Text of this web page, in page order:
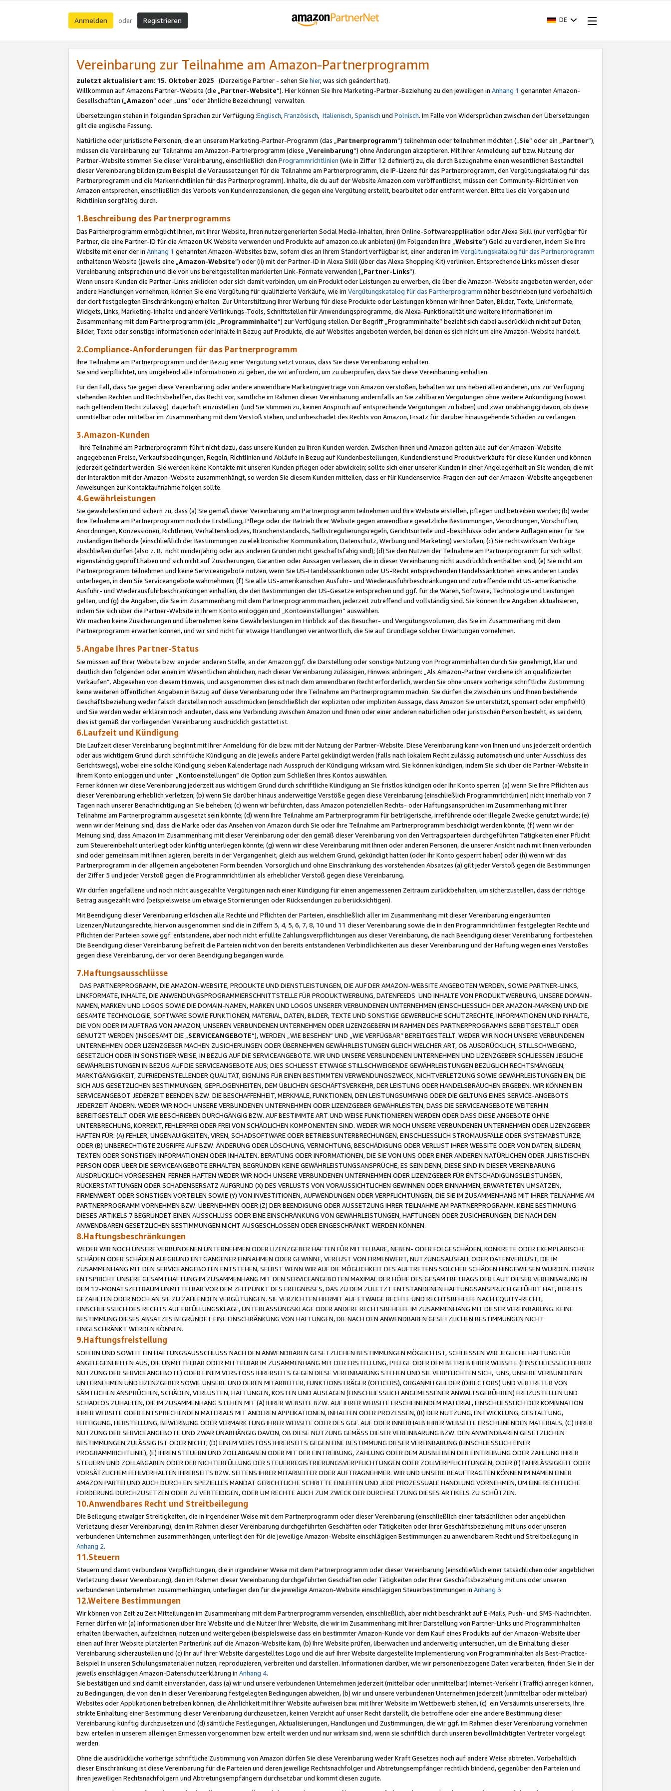
Anmelden oder Registrieren DE
Vereinbarung zur Teilnahme am Amazon-Partnerprogramm
zuletzt aktualisiert am: 15. Oktober 2025 (Derzeitige Partner - sehen Sie hier, was sich geändert hat).
Willkommen auf Amazons Partner-Website (die „Partner-Website“). Hier können Sie Ihre Marketing-Partner-Beziehung zu den jeweiligen in Anhang 1 genannten Amazon-
Gesellschaften („Amazon“ oder „uns“ oder ähnliche Bezeichnung) verwalten.
Übersetzungen stehen in folgenden Sprachen zur Verfügung :Englisch,Französisch, Italienisch,Spanisch und Polnisch. Im Falle von Widersprüchen zwischen den Übersetzungen
gilt die englische Fassung.
Natürliche oder juristische Personen, die an unserem Marketing-Partner-Programm (das „Partnerprogramm“) teilnehmen oder teilnehmen möchten („Sie“ oder ein „Partner“),
müssen die Vereinbarung zur Teilnahme am Amazon-Partnerprogramm (diese „Vereinbarung“) ohne Änderungen akzeptieren. Mit Ihrer Anmeldung auf bzw. Nutzung der
Partner-Website stimmen Sie dieser Vereinbarung, einschließlich den Programmrichtlinien (wie in Ziffer 12 definiert) zu, die durch Bezugnahme einen wesentlichen Bestandteil
dieser Vereinbarung bilden (zum Beispiel die Voraussetzungen für die Teilnahme am Partnerprogramm, die IP-Lizenz für das Partnerprogramm, den Vergütungskatalog für das
Partnerprogramm und die Markenrichtlinien für das Partnerprogramm). Inhalte, die du auf der Website Amazon.com veröffentlichst, müssen den Community-Richtlinien von
Amazon entsprechen, einschließlich des Verbots von Kundenrezensionen, die gegen eine Vergütung erstellt, bearbeitet oder entfernt werden. Bitte lies die Vorgaben und
Richtlinien sorgfältig durch.
1.Beschreibung des Partnerprogramms
Das Partnerprogramm ermöglicht Ihnen, mit Ihrer Website, Ihren nutzergenerierten Social Media-Inhalten, Ihren Online-Softwareapplikation oder Alexa Skill (nur verfügbar für
Partner, die eine Partner-ID für die Amazon UK Website verwenden und Produkte auf amazon.co.uk anbieten) (im Folgenden Ihre „ Website“) Geld zu verdienen, indem Sie Ihre
Website mit einer der in Anhang 1 genannten Amazon-Websites bzw., sofern dies an Ihrem Standort verfügbar ist, einer anderen im Vergütungskatalog für das Partnerprogramm
enthaltenen Website (jeweils eine „ Amazon-Website“) oder (ii) mit der Partner-ID in Alexa Skill (über das Alexa Shopping Kit) verlinken. Entsprechende Links müssen dieser
Vereinbarung entsprechen und die von uns bereitgestellten markierten Link-Formate verwenden („ Partner-Links“).
Wenn unsere Kunden die Partner-Links anklicken oder sich damit verbinden, um ein Produkt oder Leistungen zu erwerben, die über die Amazon-Website angeboten werden, oder
andere Handlungen vornehmen, können Sie eine Vergütung für qualifizierte Verkäufe, wie im Vergütungskatalog für das Partnerprogramm näher beschrieben (und vorbehaltlich
der dort festgelegten Einschränkungen) erhalten. Zur Unterstützung Ihrer Werbung für diese Produkte oder Leistungen können wir Ihnen Daten, Bilder, Texte, Linkformate,
Widgets, Links, Marketing-Inhalte und andere Verlinkungs-Tools, Schnittstellen für Anwendungsprogramme, die Alexa-Funktionalität und weitere Informationen im
Zusammenhang mit dem Partnerprogramm (die „ Programminhalte“) zur Verfügung stellen. Der Begriff „Programminhalte“ bezieht sich dabei ausdrücklich nicht auf Daten,
Bilder, Texte oder sonstige Informationen oder Inhalte in Bezug auf Produkte, die auf Websites angeboten werden, bei denen es sich nicht um eine Amazon-Website handelt.
2.Compliance-Anforderungen für das Partnerprogramm
Ihre Teilnahme am Partnerprogramm und der Bezug einer Vergütung setzt voraus, dass Sie diese Vereinbarung einhalten.
Sie sind verpflichtet, uns umgehend alle Informationen zu geben, die wir anfordern, um zu überprüfen, dass Sie diese Vereinbarung einhalten.
Für den Fall, dass Sie gegen diese Vereinbarung oder andere anwendbare Marketingverträge von Amazon verstoßen, behalten wir uns neben allen anderen, uns zur Verfügung
stehenden Rechten und Rechtsbehelfen, das Recht vor, sämtliche im Rahmen dieser Vereinbarung andernfalls an Sie zahlbaren Vergütungen ohne weitere Ankündigung (soweit
nach geltendem Recht zulässig) dauerhaft einzustellen (und Sie stimmen zu, keinen Anspruch auf entsprechende Vergütungen zu haben) und zwar unabhängig davon, ob diese
unmittelbar oder mittelbar im Zusammenhang mit dem Verstoß stehen, und unbeschadet des Rechts von Amazon, Ersatz für darüber hinausgehende Schäden zu verlangen.
3.Amazon-Kunden
Ihre Teilnahme am Partnerprogramm führt nicht dazu, dass unsere Kunden zu Ihren Kunden werden. Zwischen Ihnen und Amazon gelten alle auf der Amazon-Website
angegebenen Preise, Verkaufsbedingungen, Regeln, Richtlinien und Abläufe in Bezug auf Kundenbestellungen, Kundendienst und Produktverkäufe für diese Kunden und können
jederzeit geändert werden. Sie werden keine Kontakte mit unseren Kunden pflegen oder abwickeln; sollte sich einer unserer Kunden in einer Angelegenheit an Sie wenden, die mit
der Interaktion mit der Amazon-Website zusammenhängt, so werden Sie diesem Kunden mitteilen, dass er für Kundenservice-Fragen den auf der Amazon-Website angegebenen
Anweisungen zur Kontaktaufnahme folgen sollte.
4.Gewährleistungen
Sie gewährleisten und sichern zu, dass (a) Sie gemäß dieser Vereinbarung am Partnerprogramm teilnehmen und Ihre Website erstellen, pflegen und betreiben werden; (b) weder
Ihre Teilnahme am Partnerprogramm noch die Erstellung, Pflege oder der Betrieb Ihrer Website gegen anwendbare gesetzliche Bestimmungen, Verordnungen, Vorschriften,
Anordnungen, Konzessionen, Richtlinien, Verhaltenskodizes, Branchenstandards, Selbstregulierungsregeln, Gerichtsurteile und -beschlüsse oder andere Auflagen einer für Sie
zuständigen Behörde (einschließlich der Bestimmungen zu elektronischer Kommunikation, Datenschutz, Werbung und Marketing) verstoßen; (c) Sie rechtswirksam Verträge
abschließen dürfen (also z. B. nicht minderjährig oder aus anderen Gründen nicht geschäftsfähig sind); (d) Sie den Nutzen der Teilnahme am Partnerprogramm für sich selbst
eigenständig geprüft haben und sich nicht auf Zusicherungen, Garantien oder Aussagen verlassen, die in dieser Vereinbarung nicht ausdrücklich enthalten sind; (e) Sie nicht am
Partnerprogramm teilnehmen und keine Serviceangebote nutzen, wenn Sie US-Handelssanktionen oder US-Recht entsprechenden Handelssanktionen eines anderen Landes
unterliegen, in dem Sie Serviceangebote wahrnehmen; (f) Sie alle US-amerikanischen Ausfuhr- und Wiederausfuhrbeschränkungen und zutreffende nicht US-amerikanische
Ausfuhr- und Wiederausfuhrbeschränkungen einhalten, die den Bestimmungen der US-Gesetze entsprechen und ggf. für die Waren, Software, Technologie und Leistungen
gelten, und (g) die Angaben, die Sie im Zusammenhang mit dem Partnerprogramm machen, jederzeit zutreffend und vollständig sind. Sie können Ihre Angaben aktualisieren,
indem Sie sich über die Partner-Website in Ihrem Konto einloggen und „Kontoeinstellungen“ auswählen.
Wir machen keine Zusicherungen und übernehmen keine Gewährleistungen im Hinblick auf das Besucher- und Vergütungsvolumen, das Sie im Zusammenhang mit dem
Partnerprogramm erwarten können, und wir sind nicht für etwaige Handlungen verantwortlich, die Sie auf Grundlage solcher Erwartungen vornehmen.
5.Angabe Ihres Partner-Status
Sie müssen auf Ihrer Website bzw. an jeder anderen Stelle, an der Amazon ggf. die Darstellung oder sonstige Nutzung von Programminhalten durch Sie genehmigt, klar und
deutlich den folgenden oder einen im Wesentlichen ähnlichen, nach dieser Vereinbarung zulässigen, Hinweis anbringen: „Als Amazon-Partner verdiene ich an qualifizierten
Verkäufen“. Abgesehen von diesem Hinweis, und ausgenommen dies ist nach dem anwendbaren Recht erforderlich, werden Sie ohne unsere vorherige schriftliche Zustimmung
keine weiteren öffentlichen Angaben in Bezug auf diese Vereinbarung oder Ihre Teilnahme am Partnerprogramm machen. Sie dürfen die zwischen uns und Ihnen bestehende
Geschäftsbeziehung weder falsch darstellen noch ausschmücken (einschließlich der expliziten oder impliziten Aussage, dass Amazon Sie unterstützt, sponsert oder empfiehlt)
und Sie werden weder erklären noch andeuten, dass eine Verbindung zwischen Amazon und Ihnen oder einer anderen natürlichen oder juristischen Person besteht, es sei denn,
dies ist gemäß der vorliegenden Vereinbarung ausdrücklich gestattet ist.
6.Laufzeit und Kündigung
Die Laufzeit dieser Vereinbarung beginnt mit Ihrer Anmeldung für die bzw. mit der Nutzung der Partner-Website. Diese Vereinbarung kann von Ihnen und uns jederzeit ordentlich
oder aus wichtigem Grund durch schriftliche Kündigung an die jeweils andere Partei gekündigt werden (falls nach lokalem Recht zulässig automatisch und unter Ausschluss des
Gerichtswegs), wobei eine solche Kündigung sieben Kalendertage nach Ausspruch der Kündigung wirksam wird. Sie können kündigen, indem Sie sich über die Partner-Website in
Ihrem Konto einloggen und unter „Kontoeinstellungen“ die Option zum Schließen Ihres Kontos auswählen.
Ferner können wir diese Vereinbarung jederzeit aus wichtigem Grund durch schriftliche Kündigung an Sie fristlos kündigen oder Ihr Konto sperren: (a) wenn Sie Ihre Pflichten aus
dieser Vereinbarung erheblich verletzen; (b) wenn Sie darüber hinaus anderweitige Verstöße gegen diese Vereinbarung (einschließlich Programmrichtlinien) nicht innerhalb von 7
Tagen nach unserer Benachrichtigung an Sie beheben; (c) wenn wir befürchten, dass Amazon potenziellen Rechts- oder Haftungsansprüchen im Zusammenhang mit Ihrer
Teilnahme am Partnerprogramm ausgesetzt sein könnte; (d) wenn Ihre Teilnahme am Partnerprogramm für betrügerische, irreführende oder illegale Zwecke genutzt wurde; (e)
wenn wir der Meinung sind, dass die Marke oder das Ansehen von Amazon durch Sie oder Ihre Teilnahme am Partnerprogramm beschädigt werden könnte; (f) wenn wir der
Meinung sind, dass Amazon im Zusammenhang mit dieser Vereinbarung oder den gemäß dieser Vereinbarung von den Vertragsparteien durchgeführten Tätigkeiten einer Pflicht
zum Steuereinbehalt unterliegt oder künftig unterliegen könnte; (g) wenn wir diese Vereinbarung mit Ihnen oder anderen Personen, die unserer Ansicht nach mit Ihnen verbunden
sind oder gemeinsam mit Ihnen agieren, bereits in der Vergangenheit, gleich aus welchem Grund, gekündigt hatten (oder Ihr Konto gesperrt haben) oder (h) wenn wir das
Partnerprogramm in der allgemein angebotenen Form beenden. Vorsorglich und ohne Einschränkung des vorstehenden Absatzes (a) gilt jeder Verstoß gegen die Bestimmungen
der Ziffer 5 und jeder Verstoß gegen die Programmrichtlinien als erheblicher Verstoß gegen diese Vereinbarung.
Wir dürfen angefallene und noch nicht ausgezahlte Vergütungen nach einer Kündigung für einen angemessenen Zeitraum zurückbehalten, um sicherzustellen, dass der richtige
Betrag ausgezahlt wird (beispielsweise um etwaige Stornierungen oder Rücksendungen zu berücksichtigen).
Mit Beendigung dieser Vereinbarung erlöschen alle Rechte und Pflichten der Parteien, einschließlich aller im Zusammenhang mit dieser Vereinbarung eingeräumten
Lizenzen/Nutzungsrechte; hiervon ausgenommen sind die in Ziffern 3, 4, 5, 6, 7, 8, 10 und 11 dieser Vereinbarung sowie die in den Programmrichtlinien festgelegten Rechte und
Pflichten der Parteien sowie ggf. entstandene, aber noch nicht erfüllte Zahlungsverpflichtungen aus dieser Vereinbarung, die nach Beendigung dieser Vereinbarung fortbestehen.
Die Beendigung dieser Vereinbarung befreit die Parteien nicht von den bereits entstandenen Verbindlichkeiten aus dieser Vereinbarung und der Haftung wegen eines Verstoßes
gegen diese Vereinbarung, der vor deren Beendigung begangen wurde.
7.Haftungsausschlüsse
DAS PARTNERPROGRAMM, DIE AMAZON-WEBSITE, PRODUKTE UND DIENSTLEISTUNGEN, DIE AUF DER AMAZON-WEBSITE ANGEBOTEN WERDEN, SOWIE PARTNER-LINKS,
LINKFORMATE, INHALTE, DIE ANWENDUNGSPROGRAMMIERSCHNITTSTELLE FÜR PRODUKTWERBUNG, DATENFEEDS UND INHALTE VON PRODUKTWERBUNG, UNSERE DOMAIN-
NAMEN, MARKEN UND LOGOS SOWIE DIE DOMAIN-NAMEN, MARKEN UND LOGOS UNSERER VERBUNDENEN UNTERNEHMEN (EINSCHLIESSLICH DER AMAZON-MARKEN) UND DIE
GESAMTE TECHNOLOGIE, SOFTWARE SOWIE FUNKTIONEN, MATERIAL, DATEN, BILDER, TEXTE UND SONSTIGE GEWERBLICHE SCHUTZRECHTE, INFORMATIONEN UND INHALTE,
DIE VON ODER IM AUFTRAG VON AMAZON, UNSEREN VERBUNDENEN UNTERNEHMEN ODER LIZENZGEBERN IM RAHMEN DES PARTNERPROGRAMMS BEREITGESTELLT ODER
GENUTZT WERDEN (INSGESAMT DIE „ SERVICEANGEBOTE“), WERDEN „WIE BESEHEN“ UND „WIE VERFÜGBAR“ BEREITGESTELLT. WEDER WIR NOCH UNSERE VERBUNDENEN
UNTERNEHMEN ODER LIZENZGEBER MACHEN ZUSICHERUNGEN ODER ÜBERNEHMEN GEWÄHRLEISTUNGEN GLEICH WELCHER ART, OB AUSDRÜCKLICH, STILLSCHWEIGEND,
GESETZLICH ODER IN SONSTIGER WEISE, IN BEZUG AUF DIE SERVICEANGEBOTE. WIR UND UNSERE VERBUNDENEN UNTERNEHMEN UND LIZENZGEBER SCHLIESSEN JEGLICHE
GEWÄHRLEISTUNGEN IN BEZUG AUF DIE SERVICEANGEBOTE AUS; DIES SCHLIESST ETWAIGE STILLSCHWEIGENDE GEWÄHRLEISTUNGEN BEZÜGLICH RECHTSMÄNGELN,
MARKTGÄNGIGKEIT, ZUFRIEDENSTELLENDER QUALITÄT, EIGNUNG FÜR EINEN BESTIMMTEN VERWENDUNGSZWECK, NICHTVERLETZUNG SOWIE GEWÄHRLEISTUNGEN EIN, DIE
SICH AUS GESETZLICHEN BESTIMMUNGEN, GEPFLOGENHEITEN, DEM ÜBLICHEN GESCHÄFTSVERKEHR, DER LEISTUNG ODER HANDELSBRÄUCHEN ERGEBEN. WIR KÖNNEN EIN
SERVICEANGEBOT JEDERZEIT BEENDEN BZW. DIE BESCHAFFENHEIT, MERKMALE, FUNKTIONEN, DEN LEISTUNGSUMFANG ODER DIE GELTUNG EINES SERVICE-ANGEBOTS
JEDERZEIT ÄNDERN. WEDER WIR NOCH UNSERE VERBUNDENEN UNTERNEHMEN ODER LIZENZGEBER GEWÄHRLEISTEN, DASS DIE SERVICEANGEBOTE WEITERHIN
BEREITGESTELLT ODER WIE BESCHRIEBEN DURCHGÄNGIG BZW. AUF BESTIMMTE ART UND WEISE FUNKTIONIEREN WERDEN ODER DASS DIESE ANGEBOTE OHNE
UNTERBRECHUNG, KORREKT, FEHLERFREI ODER FREI VON SCHÄDLICHEN KOMPONENTEN SIND. WEDER WIR NOCH UNSERE VERBUNDENEN UNTERNEHMEN ODER LIZENZGEBER
HAFTEN FÜR: (A) FEHLER, UNGENAUIGKEITEN, VIREN, SCHADSOFTWARE ODER BETRIEBSUNTERBRECHUNGEN, EINSCHLIESSLICH STROMAUSFÄLLE ODER SYSTEMABSTÜRZE;
ODER (B) UNBERECHTIGTE ZUGRIFFE AUF BZW. ÄNDERUNG ODER LÖSCHUNG, VERNICHTUNG, BESCHÄDIGUNG ODER VERLUST IHRER WEBSITE ODER VON DATEN, BILDERN,
TEXTEN ODER SONSTIGEN INFORMATIONEN ODER INHALTEN. BERATUNG ODER INFORMATIONEN, DIE SIE VON UNS ODER EINER ANDEREN NATÜRLICHEN ODER JURISTISCHEN
PERSON ODER ÜBER DIE SERVICEANGEBOTE ERHALTEN, BEGRÜNDEN KEINE GEWÄHRLEISTUNGSANSPRÜCHE, ES SEIN DENN, DIESE SIND IN DIESER VEREINBARUNG
AUSDRÜCKLICH VORGESEHEN. FERNER HAFTEN WEDER WIR NOCH UNSERE VERBUNDENEN UNTERNEHMEN ODER LIZENZGEBER FÜR ENTSCHÄDIGUNGSLEISTUNGEN,
RÜCKERSTATTUNGEN ODER SCHADENSERSATZ AUFGRUND (X) DES VERLUSTS VON VORAUSSICHTLICHEN GEWINNEN ODER EINNAHMEN, ERWARTETEN UMSÄTZEN,
FIRMENWERT ODER SONSTIGEN VORTEILEN SOWIE (Y) VON INVESTITIONEN, AUFWENDUNGEN ODER VERPFLICHTUNGEN, DIE SIE IM ZUSAMMENHANG MIT IHRER TEILNAHME AM
PARTNERPROGRAMM VORNEHMEN BZW. ÜBERNEHMEN ODER (Z) DER BEENDIGUNG ODER AUSSETZUNG IHRER TEILNAHME AM PARTNERPROGRAMM. KEINE BESTIMMUNG
DIESES ARTIKELS 7 BEGRÜNDET EINEN AUSSCHLUSS ODER EINE EINSCHRÄNKUNG VON GEWÄHRLEISTUNGEN, HAFTUNGEN ODER ZUSICHERUNGEN, DIE NACH DEN
ANWENDBAREN GESETZLICHEN BESTIMMUNGEN NICHT AUSGESCHLOSSEN ODER EINGESCHRÄNKT WERDEN KÖNNEN.
8.Haftungsbeschränkungen
WEDER WIR NOCH UNSERE VERBUNDENEN UNTERNEHMEN ODER LIZENZGEBER HAFTEN FÜR MITTELBARE, NEBEN- ODER FOLGESCHÄDEN, KONKRETE ODER EXEMPLARISCHE
SCHÄDEN ODER SCHÄDEN AUFGRUND ENTGANGENER EINNAHMEN ODER GEWINNE, VERLUST VON FIRMENWERT, NUTZUNGSAUSFALL ODER DATENVERLUST, DIE IM
ZUSAMMENHANG MIT DEN SERVICEANGEBOTEN ENTSTEHEN, SELBST WENN WIR AUF DIE MÖGLICHKEIT DES AUFTRETENS SOLCHER SCHÄDEN HINGEWIESEN WURDEN. FERNER
ENTSPRICHT UNSERE GESAMTHAFTUNG IM ZUSAMMENHANG MIT DEN SERVICEANGEBOTEN MAXIMAL DER HÖHE DES GESAMTBETRAGS DER LAUT DIESER VEREINBARUNG IN
DEM 12-MONATSZEITRAUM UNMITTELBAR VOR DEM ZEITPUNKT DES EREIGNISSES, DAS ZU DEM ZULETZT ENTSTANDENEN HAFTUNGSANSPRUCH GEFÜHRT HAT, BEREITS
GEZAHLTEN ODER NOCH AN SIE ZU ZAHLENDEN VERGÜTUNGEN. SIE VERZICHTEN HIERMIT AUF ETWAIGE RECHTE UND RECHTSBEHELFE NACH EQUITY-RECHT,
EINSCHLIESSLICH DES RECHTS AUF ERFÜLLUNGSKLAGE, UNTERLASSUNGSKLAGE ODER ANDERE RECHTSBEHELFE IM ZUSAMMENHANG MIT DIESER VEREINBARUNG. KEINE
BESTIMMUNG DIESES ABSATZES BEGRÜNDET EINE EINSCHRÄNKUNG VON HAFTUNGEN, DIE NACH DEN ANWENDBAREN GESETZLICHEN BESTIMMUNGEN NICHT
EINGESCHRÄNKT WERDEN KÖNNEN.
9.Haftungsfreistellung
SOFERN UND SOWEIT EIN HAFTUNGSAUSSCHLUSS NACH DEN ANWENDBAREN GESETZLICHEN BESTIMMUNGEN MÖGLICH IST, SCHLIESSEN WIR JEGLICHE HAFTUNG FÜR
ANGELEGENHEITEN AUS, DIE UNMITTELBAR ODER MITTELBAR IM ZUSAMMENHANG MIT DER ERSTELLUNG, PFLEGE ODER DEM BETRIEB IHRER WEBSITE (EINSCHLIESSLICH IHRER
NUTZUNG DER SERVICEANGEBOTE) ODER EINEM VERSTOSS IHRERSEITS GEGEN DIESE VEREINBARUNG STEHEN UND SIE VERPFLICHTEN SICH, UNS, UNSERE VERBUNDENEN
UNTERNEHMEN UND LIZENZGEBER SOWIE UNSERE UND DEREN MITARBEITER, FUNKTIONSTRÄGER (OFFICERS), ORGANMITGLIEDER (DIRECTORS) UND VERTRETER VON
SÄMTLICHEN ANSPRÜCHEN, SCHÄDEN, VERLUSTEN, HAFTUNGEN, KOSTEN UND AUSLAGEN (EINSCHLIESSLICH ANGEMESSENER ANWALTSGEBÜHREN) FREIZUSTELLEN UND
SCHADLOS ZUHALTEN, DIE IM ZUSAMMENHANG STEHEN MIT (A) IHRER WEBSITE BZW. AUF IHRER WEBSITE ERSCHEINENDEM MATERIAL, EINSCHLIESSLICH DER KOMBINATION
IHRER WEBSITE ODER ENTSPRECHENDEN MATERIALS MIT ANDEREN APPLIKATIONEN, INHALTEN ODER PROZESSEN, (B) DER NUTZUNG, ENTWICKLUNG, GESTALTUNG,
FERTIGUNG, HERSTELLUNG, BEWERBUNG ODER VERMARKTUNG IHRER WEBSITE ODER DES GGF. AUF ODER INNERHALB IHRER WEBSEITE ERSCHEINENDEN MATERIALS, (C) IHRER
NUTZUNG DER SERVICEANGEBOTE UND ZWAR UNABHÄNGIG DAVON, OB DIESE NUTZUNG GEMÄSS DIESER VEREINBARUNG BZW. DEN ANWENDBAREN GESETZLICHEN
BESTIMMUNGEN ZULÄSSIG IST ODER NICHT, (D) EINEM VERSTOSS IHRERSEITS GEGEN EINE BESTIMMUNG DIESER VEREINBARUNG (EINSCHLIESSLICH EINER
PROGRAMMRICHTLINIE), (E) IHREN STEUERN UND ZOLLABGABEN ODER MIT DER EINTREIBUNG, ZAHLUNG ODER DEM AUSBLEIBEN DER EINTREIBUNG ODER ZAHLUNG IHRER
STEUERN UND ZOLLABGABEN ODER DER NICHTERFÜLLUNG DER STEUERREGISTRIERUNGSVERPFLICHTUNGEN ODER ZOLLVERPFLICHTUNGEN, ODER (F) FAHRLÄSSIGKEIT ODER
VORSÄTZLICHEM FEHLVERHALTEN IHRERSEITS BZW. SEITENS IHRER MITARBEITER ODER AUFTRAGNEHMER. WIR UND UNSERE BEAUFTRAGTEN KÖNNEN IM NAMEN EINER
AMAZON PARTEI UND AUCH DURCH EIN SPEZIELLES MANDAT GERICHTLICHE SCHRITTE EINLEITEN UND JEDE PROZESSUALE HANDLUNG VORNEHMEN, UM EINE RECHTLICHE
FORDERUNG DURCHZUSETZEN ODER ZU VERTEIDIGEN, ODER UM RECHTE AUCH ZUM ZWECK DER DURCHSETZUNG DIESES ARTIKELS ZU SCHÜTZEN.
10.Anwendbares Recht und Streitbeilegung
Die Beilegung etwaiger Streitigkeiten, die in irgendeiner Weise mit dem Partnerprogramm oder dieser Vereinbarung (einschließlich einer tatsächlichen oder angeblichen
Verletzung dieser Vereinbarung), den im Rahmen dieser Vereinbarung durchgeführten Geschäften oder Tätigkeiten oder Ihrer Geschäftsbeziehung mit uns oder unseren
verbundenen Unternehmen zusammenhängen, unterliegt den für die jeweilige Amazon-Website einschlägigen Bestimmungen zu anwendbarem Recht und Streitbeilegung in
Anhang 2.
11.Steuern
Steuern und damit verbundene Verpflichtungen, die in irgendeiner Weise mit dem Partnerprogramm oder dieser Vereinbarung (einschließlich einer tatsächlichen oder angeblichen
Verletzung dieser Vereinbarung), den im Rahmen dieser Vereinbarung durchgeführten Geschäften oder Tätigkeiten oder Ihrer Geschäftsbeziehung mit uns oder unseren
verbundenen Unternehmen zusammenhängen, unterliegen den für die jeweilige Amazon-Website einschlägigen Steuerbestimmungen in Anhang 3.
12.Weitere Bestimmungen
Wir können von Zeit zu Zeit Mitteilungen im Zusammenhang mit dem Partnerprogramm versenden, einschließlich, aber nicht beschränkt auf E-Mails, Push- und SMS-Nachrichten.
Ferner dürfen wir (a) Informationen über Ihre Website und die Nutzer Ihrer Website, die wir im Zusammenhang mit Ihrer Darstellung von Partner-Links und Programminhalten
erhalten überwachen, aufzeichnen, nutzen und weitergeben (beispielsweise dass ein bestimmter Amazon-Kunde vor dem Kauf eines Produkts auf der Amazon-Website über
einen auf Ihrer Website platzierten Partnerlink auf die Amazon-Website kam, (b) Ihre Website prüfen, überwachen und anderweitig untersuchen, um die Einhaltung dieser
Vereinbarung sicherzustellen und (c) Ihr auf Ihrer Website dargestelltes Logo und die auf Ihrer Website dargestellte Implementierung von Programminhalten als Best-Practice-
Beispiel in unseren Schulungsmaterialien nutzen, reproduzieren, verbreiten und darstellen. Informationen darüber, wie wir personenbezogene Daten verarbeiten, finden Sie in der
jeweils einschlägigen Amazon-Datenschutzerklärung in Anhang 4.
Sie bestätigen und sind damit einverstanden, dass (a) wir und unsere verbundenen Unternehmen jederzeit (mittelbar oder unmittelbar) Internet-Verkehr (Traffic) anregen können,
zu Bedingungen, die von den in dieser Vereinbarung festgelegten Bedingungen abweichen, (b) wir und unsere verbundenen Unternehmen jederzeit (unmittelbar oder mittelbar)
Websites oder Applikationen betreiben können, die Ähnlichkeit mit Ihrer Website aufweisen bzw. mit Ihrer Website im Wettbewerb stehen, (c) ein Versäumnis unsererseits, Ihre
strikte Einhaltung einer Bestimmung dieser Vereinbarung durchzusetzen, keinen Verzicht auf unser Recht darstellt, die betroffene oder eine andere Bestimmung dieser
Vereinbarung künftig durchzusetzen und (d) sämtliche Festlegungen, Aktualisierungen, Handlungen und Zustimmungen, die wir ggf. im Rahmen dieser Vereinbarung vornehmen
bzw. erteilen in unserem alleinigen Ermessen vorgenommen bzw. erteilt werden und nur wirksam sind, wenn sie schriftlich durch unseren bevollmächtigten Vertreter vorgelegt
werden.
Ohne die ausdrückliche vorherige schriftliche Zustimmung von Amazon dürfen Sie diese Vereinbarung weder Kraft Gesetzes noch auf andere Weise abtreten. Vorbehaltlich
dieser Einschränkung ist diese Vereinbarung für die Parteien und deren jeweilige Rechtsnachfolger und Abtretungsempfänger rechtlich bindend, gegenüber den Parteien und
ihren jeweiligen Rechtsnachfolgern und Abtretungsempfängern durchsetzbar und kommt diesen zugute.